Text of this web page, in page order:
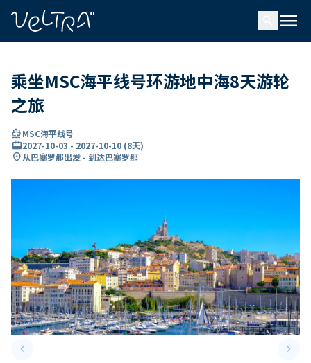
menu
乘坐MSC海平线号环游地中海8天游轮
之旅
directions_boatMSC海平线号
card_travel2027-10-03 - 2027-10-10 (8天)
location_on从巴塞罗那出发 - 到达巴塞罗那
keyboard_arrow_leftPrevious slide keyboard_arrow_right